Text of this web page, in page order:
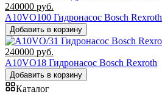
240000 руб.
A10VO100 Гидронасос Bosch Rexroth
Добавить в корзину
240000 руб.
A10VO18 Гидронасос Bosch Rexroth
Добавить в корзину
Каталог